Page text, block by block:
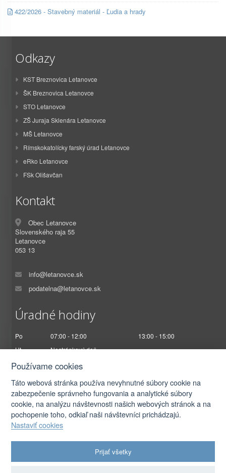
422/2026 - Stavebný materiál - Ľudia a hrady
Odkazy
KST Breznovica Letanovce
ŠK Breznovica Letanovce
STO Letanovce
ZŠ Juraja Sklenára Letanovce
MŠ Letanovce
Rímskokatolícky farský úrad Letanovce
eRko Letanovce
FSk Olišavčan
Kontakt
Obec Letanovce
Slovenského raja 55
Letanovce
053 13
info@letanovce.sk
podatelna@letanovce.sk
Úradné hodiny
Po 07:00 - 12:00
13:00 - 15:00
Ut
Nestránkový deň
St
07:00 - 12:00
Pi
07:00 - 12:30
Ochrana osobných údajov|Prístupnosť
Používame cookies
Táto webová stránka používa nevyhnutné súbory cookie na
zabezpečenie správneho fungovania a analytické súbory
cookie, na analýzu návštevnosti našich webových stránok a na
pochopenie toho, odkiaľ naši návštevníci prichádzajú.
Nastaviť cookies
Prijať všetky